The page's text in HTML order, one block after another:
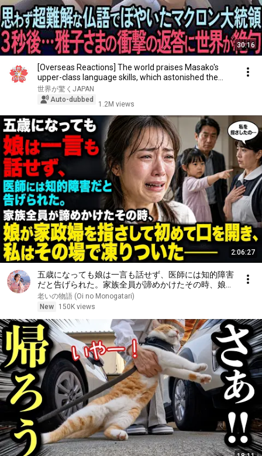
30:16
[Overseas Reactions] The world praises Masako's
upper-class language skills, which astonished the...
世界が驚くJAPAN
Auto-dubbed
1.2M views
2:06:27
五歳になっても娘は一言も話せず、医師には知的障害
だと告げられた。家族全員が諦めかけたその時、娘が
家政婦を指さして初めて口を開き、私はその場で凍り
ついた――
老いの物語 (Oi no Monogatari)
New
150K views